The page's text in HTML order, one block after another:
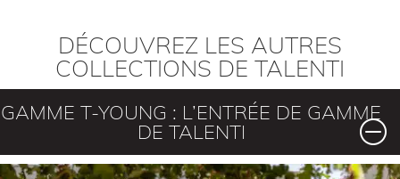
DÉCOUVREZ LES AUTRES
COLLECTIONS DE TALENTI
GAMME T-YOUNG : L’ENTRÉE DE GAMME
DE TALENTI